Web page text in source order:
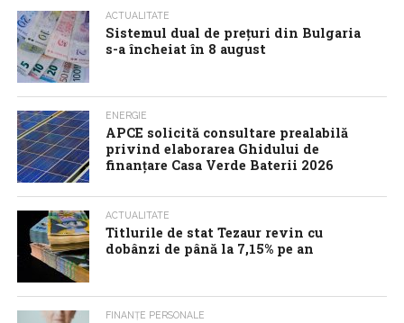
ACTUALITATE
Sistemul dual de prețuri din Bulgaria
s-a încheiat în 8 august
ENERGIE
APCE solicită consultare prealabilă
privind elaborarea Ghidului de
finanțare Casa Verde Baterii 2026
ACTUALITATE
Titlurile de stat Tezaur revin cu
dobânzi de până la 7,15% pe an
FINANȚE PERSONALE